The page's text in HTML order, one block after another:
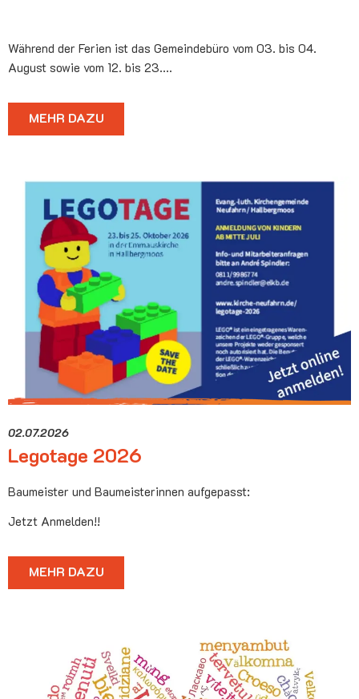
Während der Ferien ist das Gemeindebüro vom 03. bis 04.
August sowie vom 12. bis 23.…
MEHR DAZU
02.07.2026
Legotage 2026
Baumeister und Baumeisterinnen aufgepasst:
Jetzt Anmelden!!
MEHR DAZU